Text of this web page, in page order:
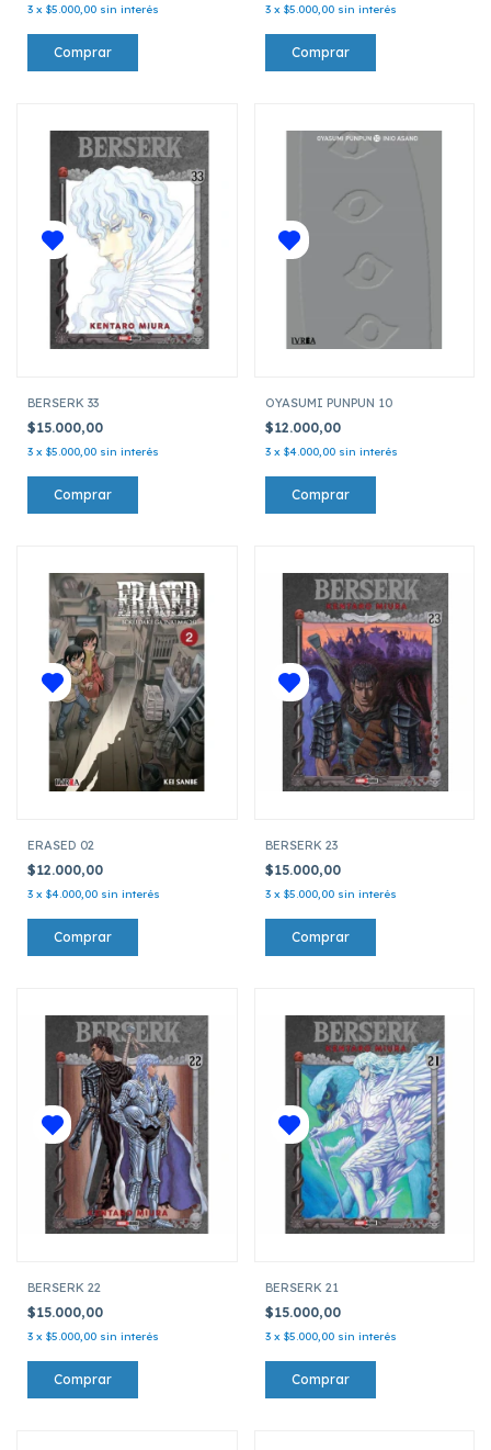
3 x $5.000,00 sin interés 3 x $5.000,00 sin interés
BERSERK 33
$15.000,00
3 x $5.000,00 sin interés
OYASUMI PUNPUN 10
$12.000,00
3 x $4.000,00 sin interés
ERASED 02
$12.000,00
3 x $4.000,00 sin interés
BERSERK 23
$15.000,00
3 x $5.000,00 sin interés
BERSERK 22
$15.000,00
3 x $5.000,00 sin interés
BERSERK 21
$15.000,00
3 x $5.000,00 sin interés